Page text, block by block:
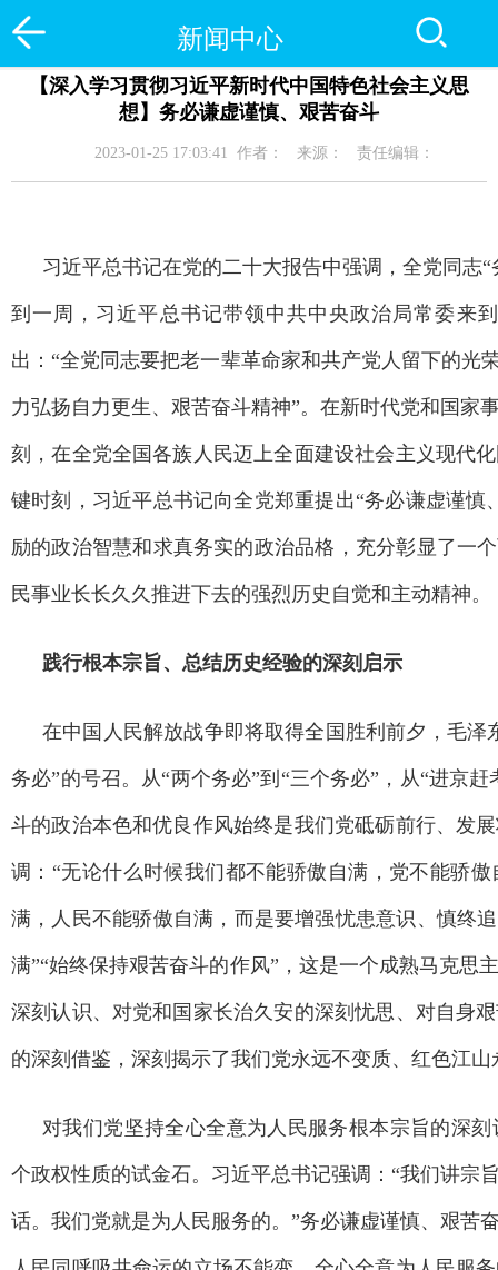
新闻中心
【深入学习贯彻习近平新时代中国特色社会主义思
想】务必谦虚谨慎、艰苦奋斗
2023-01-25 17:03:41 作者： 来源： 责任编辑：
习近平总书记在党的二十大报告中强调，全党同志
到一周，习近平总书记带领中共中央政治局常委来
出：“全党同志要把老一辈革命家和共产党人留下的光
力弘扬自力更生、艰苦奋斗精神”。在新时代党和国家
刻，在全党全国各族人民迈上全面建设社会主义现代
键时刻，习近平总书记向全党郑重提出“务必谦虚谨
励的政治智慧和求真务实的政治品格，充分彰显了一
民事业长长久久推进下去的强烈历史自觉和主动精神。
践行根本宗旨、总结历史经验的深刻启示
在中国人民解放战争即将取得全国胜利前夕，毛
务必”的号召。从“两个务必”到“三个务必”，从“进京
斗的政治本色和优良作风始终是我们党砥砺前行、发
调：“无论什么时候我们都不能骄傲自满，党不能骄
满，人民不能骄傲自满，而是要增强忧患意识、慎终
满”“始终保持艰苦奋斗的作风”，这是一个成熟马克思
深刻认识、对党和国家长治久安的深刻忧思、对自身
的深刻借鉴，深刻揭示了我们党永远不变质、红色江
对我们党坚持全心全意为人民服务根本宗旨的深
个政权性质的试金石。习近平总书记强调：“我们讲宗
话。我们党就是为人民服务的。”务必谦虚谨慎、艰苦